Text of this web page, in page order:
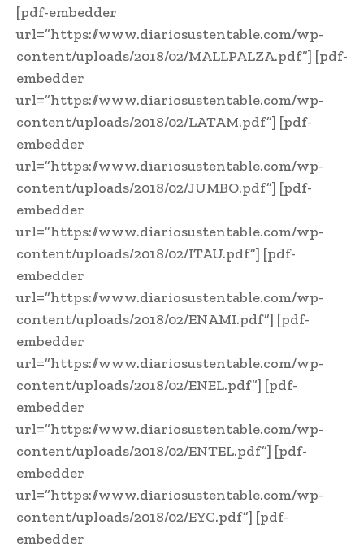
[pdf-embedder
url=”https://www.diariosustentable.com/wp-
content/uploads/2018/02/MALLPALZA.pdf”] [pdf-
embedder
url=”https://www.diariosustentable.com/wp-
content/uploads/2018/02/LATAM.pdf”] [pdf-
embedder
url=”https://www.diariosustentable.com/wp-
content/uploads/2018/02/JUMBO.pdf”] [pdf-
embedder
url=”https://www.diariosustentable.com/wp-
content/uploads/2018/02/ITAU.pdf”] [pdf-
embedder
url=”https://www.diariosustentable.com/wp-
content/uploads/2018/02/ENAMI.pdf”] [pdf-
embedder
url=”https://www.diariosustentable.com/wp-
content/uploads/2018/02/ENEL.pdf”] [pdf-
embedder
url=”https://www.diariosustentable.com/wp-
content/uploads/2018/02/ENTEL.pdf”] [pdf-
embedder
url=”https://www.diariosustentable.com/wp-
content/uploads/2018/02/EYC.pdf”] [pdf-
embedder